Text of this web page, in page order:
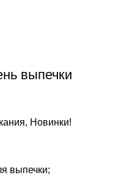
выпечки
, Новинки!
выпечки;